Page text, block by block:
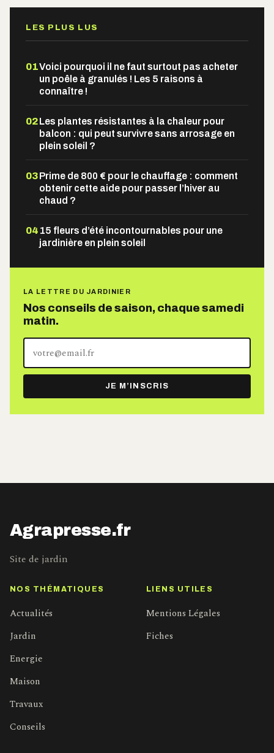
LES PLUS LUS
01Voici pourquoi il ne faut surtout pas acheter
un poêle à granulés ! Les 5 raisons à
connaître !
02Les plantes résistantes à la chaleur pour
balcon : qui peut survivre sans arrosage en
plein soleil ?
03Prime de 800 € pour le chauffage : comment
obtenir cette aide pour passer l’hiver au
chaud ?
04 15 fleurs d’été incontournables pour une
jardinière en plein soleil
LA LETTRE DU JARDINIER
Nos conseils de saison, chaque samedi
matin.
adresse
e-
mail
JE M’INSCRIS
Agrapresse.fr
Site de jardin
NOS THÉMATIQUES
Actualités
Jardin
Energie
Maison
Travaux
Conseils
LIENS UTILES
Mentions Légales
Fiches